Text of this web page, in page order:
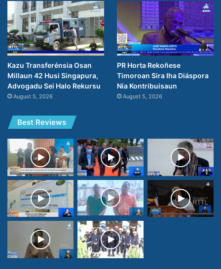
Kazu Transferénsia Osan
Millaun 42 Husi Singapura,
Advogadu Sei Halo Rekursu
August 5, 2026
PR Horta Rekoñese
Timoroan Sira Iha Diáspora
Nia Kontribuisaun
August 5, 2026
Best Reviews